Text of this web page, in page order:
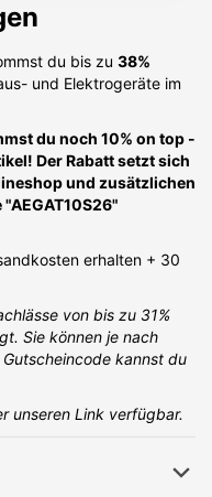
du bis zu 38%
und Elektrogeräte im
du noch 10% on top -
Der Rabatt setzt sich
und zusätzlichen
erhalten + 30
von bis zu 31%
Sie können je nach
kannst du
unseren Link verfügbar.